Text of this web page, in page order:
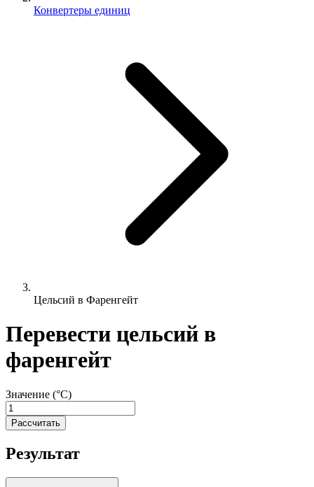
Конвертеры единиц
Цельсий в Фаренгейт
Перевести цельсий в
фаренгейт
Значение (°C)
Рассчитать
Результат